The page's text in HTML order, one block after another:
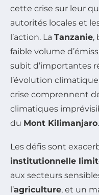
cette crise sur leur
autorités locales et
l’action. La Tanzanie,
faible volume
subit d’importantes
l’évolution
crise comprennent
climatiques
du Mont Kilimanjaro.
Les défis sont
institutionnelle
aux secteurs
l’agriculture, et un